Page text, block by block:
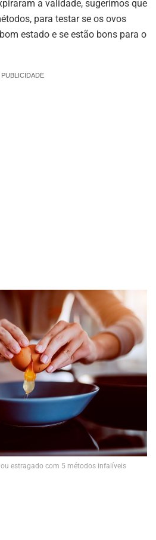
a validade, sugerimos que
para testar se os ovos
estado e se estão bons para o
PUBLICIDADE
estragado com 5 métodos infalíveis